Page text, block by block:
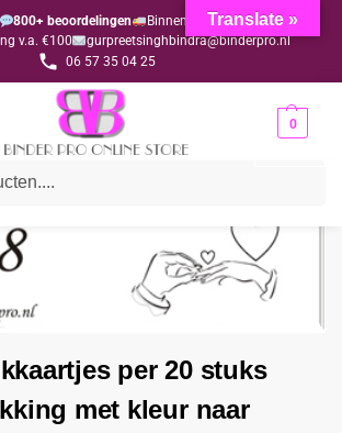
800+ beoordelingen
Binnen 1-3 dagen geleverd
v.a. €100
gurpreetsinghbindra@binderpro.nl
06 57 35 04 25
0
per 20 stuks
met kleur naar
Translate »